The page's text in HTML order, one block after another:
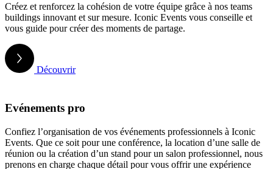
Créez et renforcez la cohésion de votre équipe grâce à nos teams
buildings innovant et sur mesure. Iconic Events vous conseille et
vous guide pour créer des moments de partage.
Découvrir
Evénements pro
Confiez l’organisation de vos événements professionnels à Iconic
Events. Que ce soit pour une conférence, la location d’une salle de
réunion ou la création d’un stand pour un salon professionnel, nous
prenons en charge chaque détail pour vous offrir une expérience